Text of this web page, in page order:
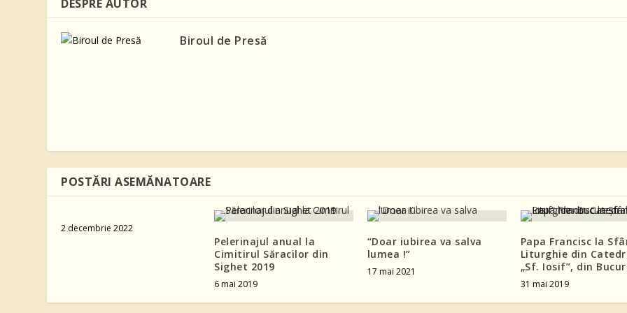
DESPRE AUTOR
Biroul de Presă
POSTĂRI ASEMĂNATOARE
2 decembrie 2022
Pelerinajul anual la
Cimitirul Săracilor din
Sighet 2019
6 mai 2019
“Doar iubirea va salva
lumea !”
17 mai 2021
Papa Francisc la
Liturghie din
„Sf. Iosif”, din
31 mai 2019